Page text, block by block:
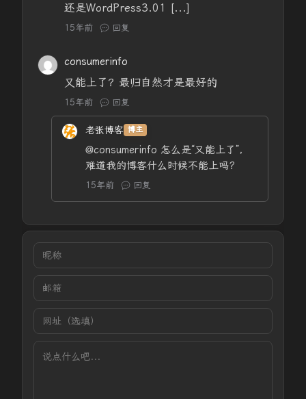
还是WordPress3.01 [...]
15年前 回复
consumerinfo
又能上了？最归自然才是最好的
15年前 回复
老张博客 博主
@consumerinfo 怎么是“又能上了”，
难道我的博客什么时候不能上吗？
15年前 回复